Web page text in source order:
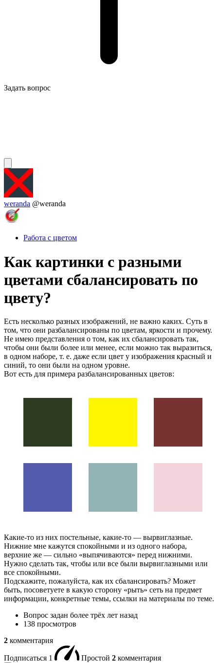
Задать вопрос
weranda @weranda
Работа с цветом
Как картинки с разными
цветами сбалансировать по
цвету?
Есть несколько разных изображений, не важно каких. Суть в
том, что они разбалансированы по цветам, яркости и прочему.
Не имею представления о том, как их сбалансировать так,
чтобы они были более или менее, если можно так выразиться,
в одном наборе, т. е. даже если цвет у изображения красный и
синий, то они были на одном уровне.
Вот есть для примера разбалансированных цветов:
Какие-то из них постельные, какие-то — вырвиглазные.
Нижние мне кажутся спокойными и из одного набора,
верхние же — сильно «выпячиваются» перед нижними.
Нужно сделать так, чтобы или все были вырвиглазными или
все спокойными.
Подскажите, пожалуйста, как их сбалансировать? Может
быть, посоветуете в какую сторону «рыть» сеть на предмет
информации, конкретные темы, ссылки на материалы по теме.
Вопрос задан более трёх лет назад
138 просмотров
2 комментария
Подписаться 1 Простой 2 комментария